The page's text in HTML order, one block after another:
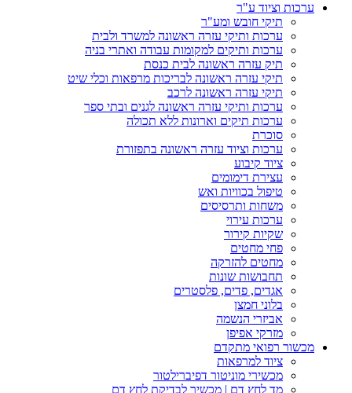
ערכות וציוד ע"ר
תיקי חובש ומע"ר
ערכות ותיקי עזרה ראשונה למשרד ולבית
ערכות ותיקים למקומות עבודה ואתרי בניה
תיק עזרה ראשונה לבית כנסת
תיקי עזרה ראשונה לבריכות מרפאות וכלי שיט
תיקי עזרה ראשונה לרכב
ערכות ותיקי עזרה ראשונה לגנים ובתי ספר
ערכות תיקים וארונות ללא תכולה
סוכרת
ערכות וציוד עזרה ראשונה בתפזורת
ציוד קיבוע
עצירת דימומים
טיפול בכוויות ואש
משחות ותרסיסים
ערכות עירוי
שקיות קירור
פחי מחטים
מחטים להזרקה
תחבושות שונות
אגדים, פדים, פלסטרים
בלוני חמצן
אביזרי הנשמה
מזרקי אפיפן
מכשור רפואי מתקדם
ציוד למרפאות
מכשירי מוניטור דפיברילטור
מד לחץ דם | מכשיר לבדיקת לחץ דם